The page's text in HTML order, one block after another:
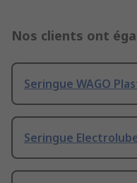
Nos clients ont
Seringue WAGO
Seringue